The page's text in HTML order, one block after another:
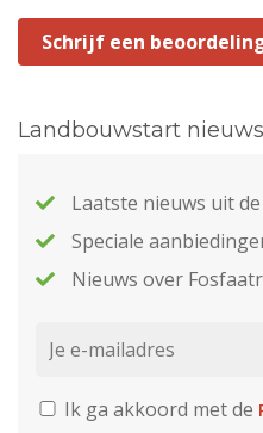
Schrijf een
Landbouwstart
Laatste nieuws uit
Speciale
Nieuws over
Ik ga akkoord met de